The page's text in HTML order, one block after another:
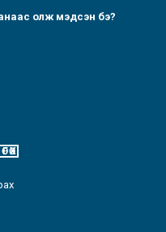
олж мэдсэн бэ?